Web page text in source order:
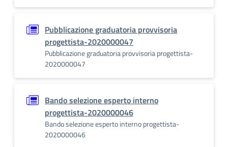
Pubblicazione graduatoria provvisoria
progettista-2020000047
Pubblicazione graduatoria provvisoria progettista-
2020000047
Bando selezione esperto interno
progettista-2020000046
Bando selezione esperto interno progettista-
2020000046